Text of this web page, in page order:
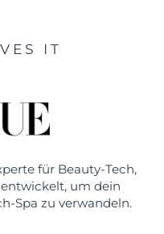
IT
für Beauty-Tech,
um dein
Spa zu verwandeln.